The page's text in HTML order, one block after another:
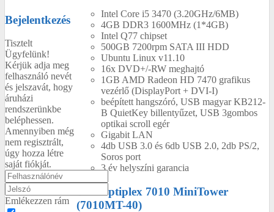
Intel Core i5 3470 (3.20GHz/6MB)
4GB DDR3 1600MHz (1*4GB)
Intel Q77 chipset
500GB 7200rpm SATA III HDD
Ubuntu Linux v11.10
16x DVD+/-RW meghajtó
1GB AMD Radeon HD 7470 grafikus
vezérlő (DisplayPort + DVI-I)
beépített hangszóró, USB magyar KB212-
B QuietKey billentyűzet, USB 3gombos
optikai scroll egér
Gigabit LAN
4db USB 3.0 és 6db USB 2.0, 2db PS/2,
Soros port
3 év helyszíni garancia
Dell Optiplex 7010 MiniTower
(7010MT-40)
Bejelentkezés
Tisztelt
Ügyfelünk!
Kérjük adja meg
felhasználó nevét
és jelszavát, hogy
áruházi
rendszerünkbe
beléphessen.
Amennyiben még
nem regisztrált,
úgy hozza létre
saját fiókját.
Emlékezzen rám